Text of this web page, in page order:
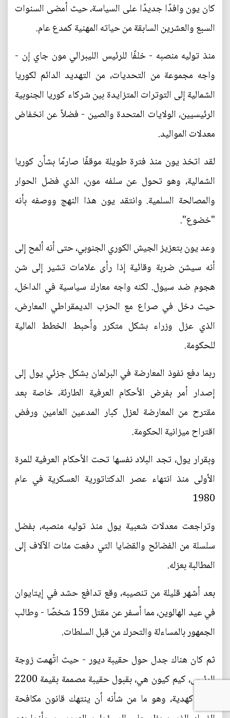
كان يون وافدًا جديدًا على السياسة، حيث أمضى السنوات
السبع والعشرين السابقة من حياته المهنية كمدع عام.
منذ توليه منصبه - خلفًا للرئيس الليبرالي مون جاي إن -
واجه مجموعة من التحديات، من التهديد الدائم لكوريا
الشمالية إلى التوترات المتزايدة بين شركاء كوريا الجنوبية
الرئيسيين، الولايات المتحدة والصين - فضلاً عن انخفاض
معدلات المواليد.
لقد اتخذ يون منذ فترة طويلة موقفًا صارمًا بشأن كوريا
الشمالية، وهو تحول عن سلفه مون، الذي فضل الحوار
والمصالحة السلمية. وانتقد يون هذا النهج ووصفه بأنه
"خضوع".
وعد يون بتعزيز الجيش الكوري الجنوبي، حتى أنه ألمح إلى
أنه سيشن ضربة وقائية إذا رأى علامات تشير إلى شن
هجوم ضد سيول. لكنه واجه معارك سياسية في الداخل،
حيث دخل في صراع مع الحزب الديمقراطي المعارض،
الذي عزل وزراء بشكل متكرر وأحبط الخطط المالية
للحكومة.
ربما دفع نفوذ المعارضة في البرلمان بشكل جزئي يول إلى
إصدار أمر بفرض الأحكام العرفية الطارئة، خاصة بعد
مقترح من المعارضة لعزل كبار المدعين العامين ورفض
اقتراح ميزانية الحكومة.
وبقرار يول، تجد البلاد نفسها تحت الأحكام العرفية للمرة
الأولى منذ انتهاء عصر الدكتاتورية العسكرية في عام
1980
وتراجعت معدلات شعبية يول منذ توليه منصبه، بفضل
سلسلة من الفضائح والقضايا التي دفعت مئات الآلاف إلى
المطالبة بعزله.
بعد أشهر قليلة من تنصيبه، وقع تدافع حشد في إيتايوان
في عيد الهالوين، مما أسفر عن مقتل 159 شخصًا - وطالب
الجمهور بالمساءلة والتحرك من قبل السلطات.
ثم كان هناك جدل حول حقيبة ديور - حيث اتُهمت زوجة
الرئيس، كيم كيون هي، بقبول حقيبة مصممة بقيمة 2200
دولار كهدية، وهو ما من شأنه أن ينتهك قانون مكافحة